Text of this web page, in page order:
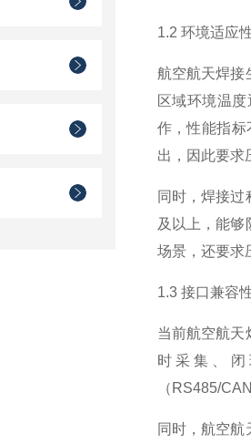
1.2 环境适应
航空航天焊接
区域环境温
作，性能指
出，因此要求
同时，焊接
及以上，能
场景，还要求
1.3 接口兼容
当前航空航天
时采集、
（RS485/
同时，航空